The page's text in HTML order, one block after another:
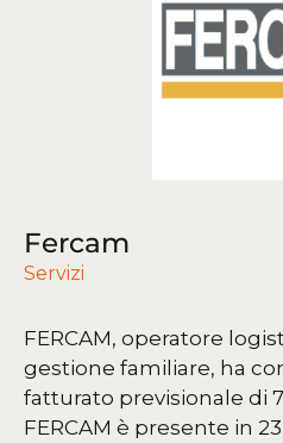
Fercam
Servizi
FERCAM, operatore
gestione familiare, ha
fatturato previsionale di
FERCAM è presente in